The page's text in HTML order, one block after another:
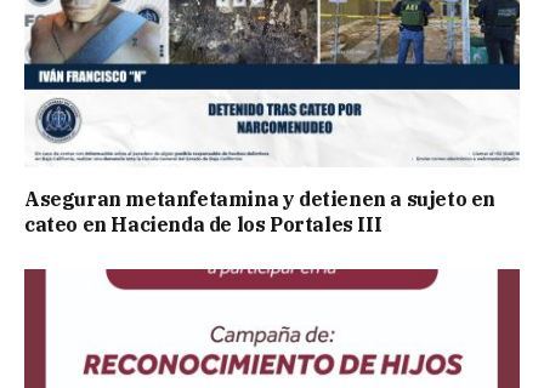
Aseguran metanfetamina y detienen a sujeto en
cateo en Hacienda de los Portales III